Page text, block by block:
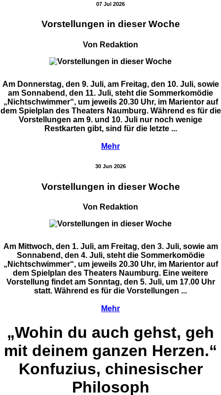
07 Jul 2026
Vorstellungen in dieser Woche
Von Redaktion
Am Donnerstag, den 9. Juli, am Freitag, den 10. Juli, sowie
am Sonnabend, den 11. Juli, steht die Sommerkomödie
„Nichtschwimmer“, um jeweils 20.30 Uhr, im Marientor auf
dem Spielplan des Theaters Naumburg. Während es für die
Vorstellungen am 9. und 10. Juli nur noch wenige
Restkarten gibt, sind für die letzte ...
Mehr
30 Jun 2026
Vorstellungen in dieser Woche
Von Redaktion
Am Mittwoch, den 1. Juli, am Freitag, den 3. Juli, sowie am
Sonnabend, den 4. Juli, steht die Sommerkomödie
„Nichtschwimmer“, um jeweils 20.30 Uhr, im Marientor auf
dem Spielplan des Theaters Naumburg. Eine weitere
Vorstellung findet am Sonntag, den 5. Juli, um 17.00 Uhr
statt. Während es für die Vorstellungen ...
Mehr
„Wohin du auch gehst, geh
mit deinem ganzen Herzen.“
Konfuzius, chinesischer
Philosoph